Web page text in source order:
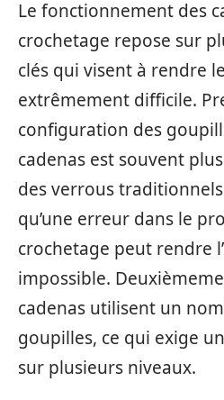
Le fonctionnement des
crochetage repose sur
clés qui visent à rendre
extrêmement difficile.
configuration des
cadenas est souvent
des verrous
qu’une erreur dans le
crochetage peut rendre
impossible.
cadenas utilisent un
goupilles, ce qui exige
sur plusieurs niveaux.